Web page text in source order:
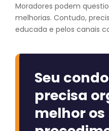
Moradores podem
melhorias. Contudo,
educada e pelos canais
Seu
precisa
melhor os